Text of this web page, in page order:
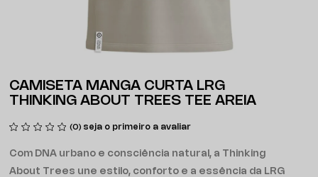
CAMISETA MANGA CURTA LRG
THINKING ABOUT TREES TEE AREIA
(0) seja o primeiro a avaliar
Com DNA urbano e consciência natural, a Thinking
About Trees une estilo, conforto e a essência da LRG